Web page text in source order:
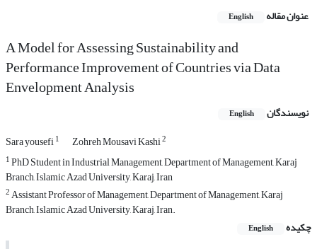
عنوان مقاله English
A Model for Assessing Sustainability and
Performance Improvement of Countries via Data
Envelopment Analysis
نویسندگان English
Sara yousefi1 Zohreh Mousavi Kashi2
1PhD Student in Industrial Management, Department of Management, Karaj
Branch, Islamic Azad University, Karaj, Iran
2Assistant Professor of Management, Department of Management, Karaj
Branch, Islamic Azad University, Karaj, Iran.
چکیده
English